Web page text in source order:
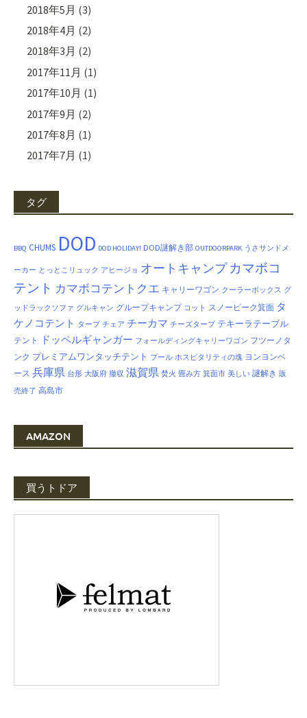
2018年5月 (3)
2018年4月 (2)
2018年3月 (2)
2017年11月 (1)
2017年10月 (1)
2017年9月 (2)
2017年8月 (1)
2017年7月 (1)
タグ
BBQ CHUMS DOD DOD HOLIDAY! DOD謎解き部 OUTDOORPARK うさサンドメ
ーカー とっとこリュック アヒージョ オートキャンプ カマボコ
テント カマボコテントクエ キャリーワゴン クーラーボックス グ
ッドラックソファ グルキャン グループキャンプ コット スノーピーク箕面 タ
ケノコテント タープ チェア チーカマ チーズタープ テキーラテーブル
テント ドッペルギャンガー フォールディングキャリーワゴン フツーノタ
ンク プレミアムワンタッチテント プール ホスピタリティの塊 ヨンヨンベ
ース 兵庫県 台形 大阪府 撤収 滋賀県 焚火 畳み方 箕面市 美しい 謎解き 販
売終了 高島市
AMAZON
買うトドア